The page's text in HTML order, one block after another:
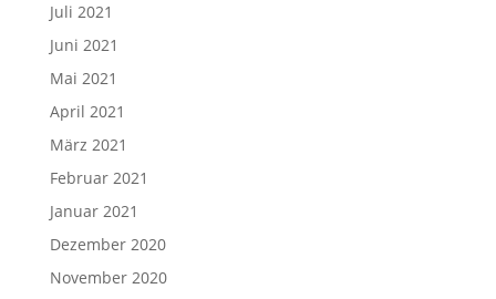
Juli 2021
Juni 2021
Mai 2021
April 2021
März 2021
Februar 2021
Januar 2021
Dezember 2020
November 2020